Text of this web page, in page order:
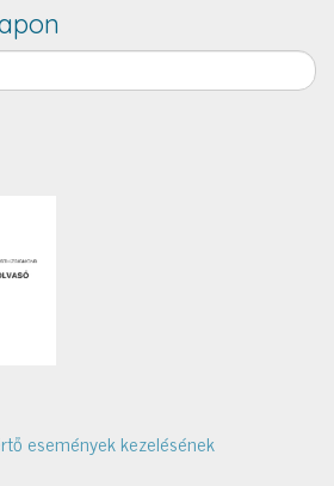
események kezelésének